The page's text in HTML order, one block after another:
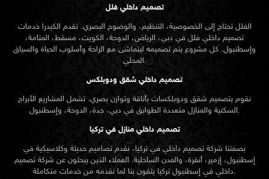
تصميم داخلي فلل
الفلل تحتاج إلى الخصوصية، التنظيم، والوضوح البصري. تقدم الكيدرا خدمات
تصميم داخلي فلل في دبي، الرياض، الدوحة، الكويت، مسقط، المنامة،
وإسطنبول. كل مشروع يتم تصميمه ليتماشى مع الراحة وأسلوب الحياة والسياق
المحلي.
تصميم داخلي شقق ودوبلكس
نقوم بتصميم شقق ودوبلكسات بأناقة وتوازن بصري. تشمل المشاريع الأبراج
السكنية والمنازل متعددة الطوابق في دبي، جدة، الدوحة، وإسطنبول.
تصميم داخلي منازل في تركيا
بصفتنا شركة تصميم داخلي في تركيا، نقدم تصاميم حديثة وكلاسيكية في
إسطنبول، إزمير، أنقرة، والمدن الساحلية. العملاء الذين يبحثون عن شركة تصميم
داخلي في إسطنبولتركيا يثقون بنا لما نقدمه من خدمات متكاملة.